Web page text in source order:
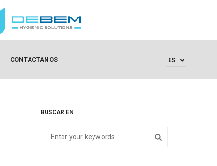
CONTACTANOS ES
BUSCAR EN